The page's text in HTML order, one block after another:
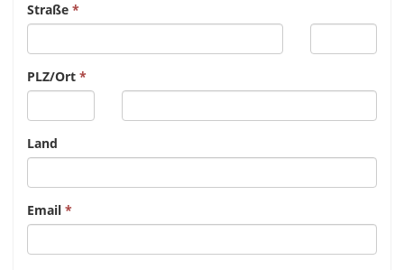
Straße
PLZ/Ort
Land
Email